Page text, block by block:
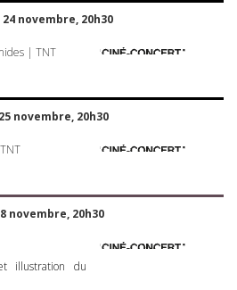
novembre, 20h30
| TNT
novembre, 20h30
TNT
novembre, 20h30
illustration du